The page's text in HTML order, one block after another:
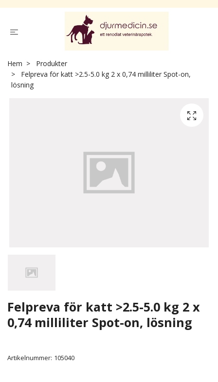
Hem
Produkter
Felpreva för katt >2.5-5.0 kg 2 x 0,74 milliliter Spot-on,
lösning
Felpreva för katt >2.5-5.0 kg 2 x
0,74 milliliter Spot-on, lösning
Artikelnummer: 105040